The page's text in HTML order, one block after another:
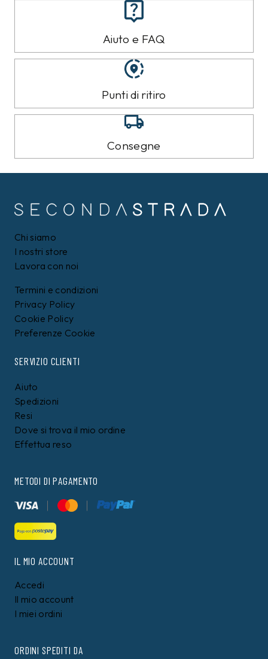
Aiuto e FAQ
Punti di ritiro
Consegne
Chi siamo
I nostri store
Lavora con noi
Termini e condizioni
Privacy Policy
Cookie Policy
Preferenze Cookie
SERVIZIO CLIENTI
Aiuto
Spedizioni
Resi
Dove si trova il mio ordine
Effettua reso
METODI DI PAGAMENTO
IL MIO ACCOUNT
Accedi
Il mio account
I miei ordini
ORDINI SPEDITI DA